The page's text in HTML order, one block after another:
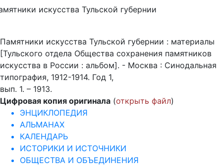
искусства Тульской губернии
Памятники искусства Тульской губернии : материалы
[Тульского отдела Общества сохранения памятников
искусства в России : альбом]. - Москва : Синодальная
типография, 1912-1914. Год 1,
вып. 1. – 1913.
Цифровая копия оригинала (открыть файл)
ЭНЦИКЛОПЕДИЯ
АЛЬМАНАХ
КАЛЕНДАРЬ
ИСТОРИКИ И ИСТОЧНИКИ
ОБЩЕСТВА И ОБЪЕДИНЕНИЯ